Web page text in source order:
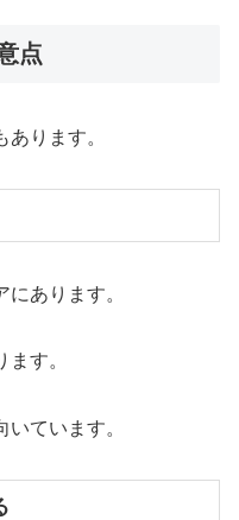
点
ります。
あります。
す。
いています。